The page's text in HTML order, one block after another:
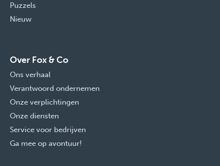
Puzzels
Nieuw
Over Fox & Co
Ons verhaal
Verantwoord ondernemen
Onze verplichtingen
Onze diensten
Service voor bedrijven
Ga mee op avontuur!